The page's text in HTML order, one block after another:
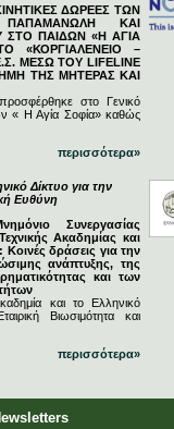
ΔΩΡΕΕΣ ΤΩΝ
ΠΑΠΑΜΑΝΩΛΗ ΚΑΙ
ΣΤΟ ΠΑΙΔΩΝ «Η ΑΓΙΑ
«ΚΟΡΓΙΑΛΕΝΕΙΟ –
ΜΕΣΩ ΤΟΥ LIFELINE
ΤΗΣ ΜΗΤΕΡΑΣ ΚΑΙ
στο Γενικό
« Η Αγία Σοφία» καθώς
περισσότερα»
Δίκτυο για την
Ευθύνη
Συνεργασίας
Ακαδημίας και
δράσεις για την
ανάπτυξης, της
και των
και το Ελληνικό
Βιωσιμότητα και
περισσότερα»